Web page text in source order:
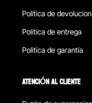
Política de devolucion
Política de entrega
Política de garantía
ATENCIÓN AL CLIENTE